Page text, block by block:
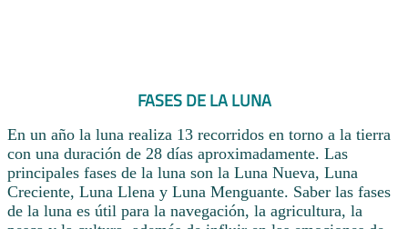
FASES DE LA LUNA
En un año la luna realiza 13 recorridos en torno a la tierra
con una duración de 28 días aproximadamente. Las
principales fases de la luna son la Luna Nueva, Luna
Creciente, Luna Llena y Luna Menguante. Saber las fases
de la luna es útil para la navegación, la agricultura, la